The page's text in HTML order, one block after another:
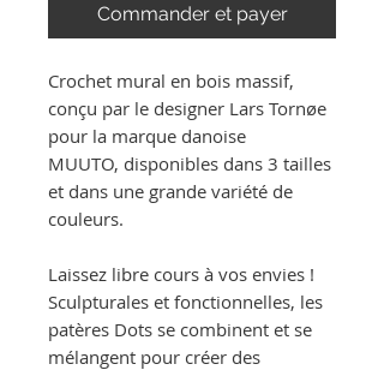
Commander et payer
Crochet mural en bois massif,
conçu par le designer Lars Tornøe
pour la marque danoise
MUUTO, disponibles dans 3 tailles
et dans une grande variété de
couleurs.
Laissez libre cours à vos envies !
Sculpturales et fonctionnelles, les
patères Dots se combinent et se
mélangent pour créer des